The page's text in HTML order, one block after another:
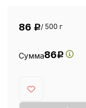
86 Р/ 500 г
Сумма86Р